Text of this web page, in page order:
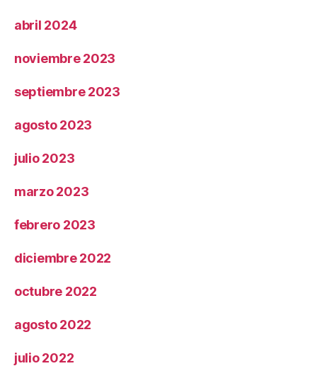
abril 2024
noviembre 2023
septiembre 2023
agosto 2023
julio 2023
marzo 2023
febrero 2023
diciembre 2022
octubre 2022
agosto 2022
julio 2022